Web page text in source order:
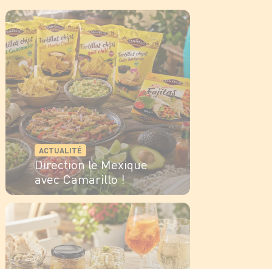
ACTUALITÉ
Direction le Mexique
avec Camarillo !
EN SAVOIR PLUS